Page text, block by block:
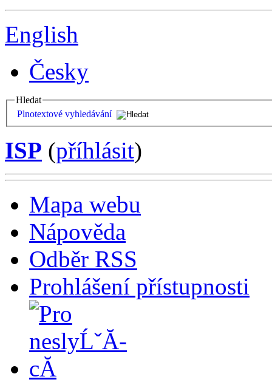
English
Česky
Hledat
Plnotextové vyhledávání
ISP (příhlásit)
Mapa webu
Nápověda
Odběr RSS
Prohlášení přístupnosti